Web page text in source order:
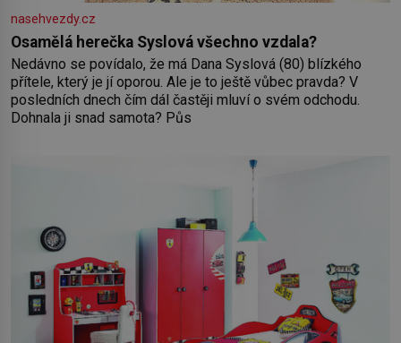
nasehvezdy.cz
Osamělá herečka Syslová všechno vzdala?
Nedávno se povídalo, že má Dana Syslová (80) blízkého
přítele, který je jí oporou. Ale je to ještě vůbec pravda? V
posledních dnech čím dál častěji mluví o svém odchodu.
Dohnala ji snad samota? Půs